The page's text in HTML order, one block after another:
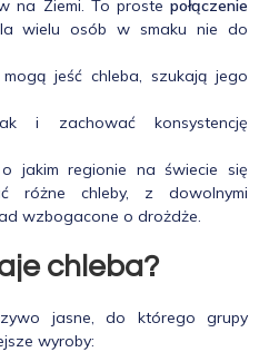
na Ziemi. To proste połączenie
wielu osób w smaku nie do
jeść chleba, szukają jego
i zachować konsystencję
jakim regionie na świecie się
różne chleby, z dowolnymi
wzbogacone o drożdże.
chleba?
jasne, do którego grupy
wyroby: